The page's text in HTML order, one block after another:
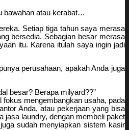
bawahan atau kerabat…
Setiap tiga tahun saya merasa
bersedia. Sebagian besar merasa
itu. Karena itulah saya ingin jadi
perusahaan, apakah Anda juga
besar? Berapa milyard??”
fokus mengembangkan usaha, pada
Anda, atau pekerjaan yang bisa
jasa laundry, dengan membeli paket
juga sudah menyiapkan sistem kasir